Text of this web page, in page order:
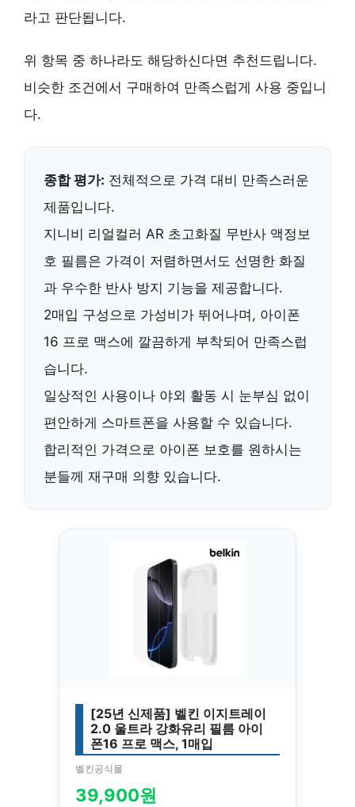
라고 판단됩니다.
위 항목 중 하나라도 해당하신다면 추천드립니다.
비슷한 조건에서 구매하여 만족스럽게 사용 중입니
다.
종합 평가: 전체적으로 가격 대비 만족스러운
제품입니다.
지니비 리얼컬러 AR 초고화질 무반사 액정보
호 필름은 가격이 저렴하면서도 선명한 화질
과 우수한 반사 방지 기능을 제공합니다.
2매입 구성으로 가성비가 뛰어나며, 아이폰
16 프로 맥스에 깔끔하게 부착되어 만족스럽
습니다.
일상적인 사용이나 야외 활동 시 눈부심 없이
편안하게 스마트폰을 사용할 수 있습니다.
합리적인 가격 으로 아이폰 보호를 원하시는
분들께 재구매 의향 있습니다.
[25년 신제품] 벨킨 이지트레이
2.0 울트라 강화유리 필름 아이
폰16 프로 맥스, 1매입
벨킨공식몰
39,900원